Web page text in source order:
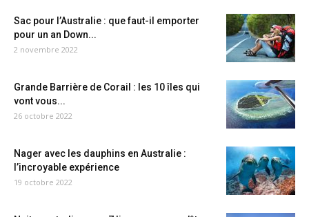
Sac pour l’Australie : que faut-il emporter
pour un an Down...
2 novembre 2022
Grande Barrière de Corail : les 10 îles qui
vont vous...
26 octobre 2022
Nager avec les dauphins en Australie :
l’incroyable expérience
19 octobre 2022